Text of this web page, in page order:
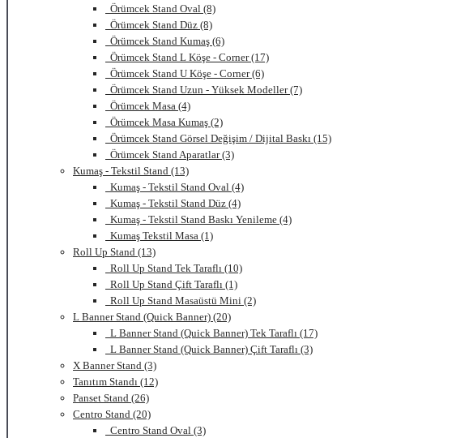
Örümcek Stand Oval (8)
Örümcek Stand Düz (8)
Örümcek Stand Kumaş (6)
Örümcek Stand L Köşe - Corner (17)
Örümcek Stand U Köşe - Corner (6)
Örümcek Stand Uzun - Yüksek Modeller (7)
Örümcek Masa (4)
Örümcek Masa Kumaş (2)
Örümcek Stand Görsel Değişim / Dijital Baskı (15)
Örümcek Stand Aparatlar (3)
Kumaş - Tekstil Stand (13)
Kumaş - Tekstil Stand Oval (4)
Kumaş - Tekstil Stand Düz (4)
Kumaş - Tekstil Stand Baskı Yenileme (4)
Kumaş Tekstil Masa (1)
Roll Up Stand (13)
Roll Up Stand Tek Taraflı (10)
Roll Up Stand Çift Taraflı (1)
Roll Up Stand Masaüstü Mini (2)
L Banner Stand (Quick Banner) (20)
L Banner Stand (Quick Banner) Tek Taraflı (17)
L Banner Stand (Quick Banner) Çift Taraflı (3)
X Banner Stand (3)
Tanıtım Standı (12)
Panset Stand (26)
Centro Stand (20)
Centro Stand Oval (3)